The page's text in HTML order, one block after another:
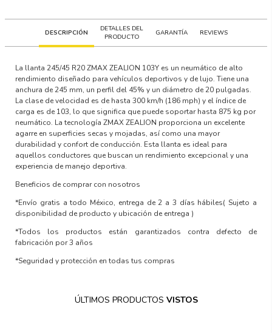
DESCRIPCIÓN
DETALLES DEL
PRODUCTO
GARANTÍA REVIEWS
La llanta 245/45 R20 ZMAX ZEALION 103Y es un neumático de alto
rendimiento diseñado para vehículos deportivos y de lujo. Tiene una
anchura de 245 mm, un perfil del 45% y un diámetro de 20 pulgadas.
La clase de velocidad es de hasta 300 km/h (186 mph) y el índice de
carga es de 103, lo que significa que puede soportar hasta 875 kg por
neumático. La tecnología ZMAX ZEALION proporciona un excelente
agarre en superficies secas y mojadas, así como una mayor
durabilidad y confort de conducción. Esta llanta es ideal para
aquellos conductores que buscan un rendimiento excepcional y una
experiencia de manejo deportiva.
Beneficios de comprar con nosotros
*Envío gratis a todo México, entrega de 2 a 3 días hábiles( Sujeto a
disponibilidad de producto y ubicación de entrega )
*Todos los productos están garantizados contra defecto de
fabricación por 3 años
*Seguridad y protección en todas tus compras
ÚLTIMOS PRODUCTOS VISTOS